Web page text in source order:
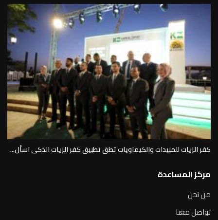
كفر الزيات للمبيدات والكيماويات تطق تطبيق كفر الزيات الذكى اسأل...
مركز المساعدة
من نحن
تواصل معنا